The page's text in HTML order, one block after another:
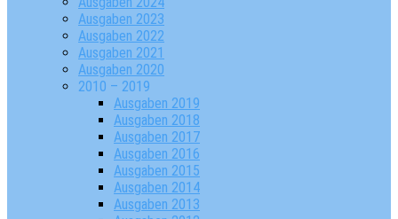
Ausgaben 2023
Ausgaben 2022
Ausgaben 2021
Ausgaben 2020
2010 – 2019
Ausgaben 2019
Ausgaben 2018
Ausgaben 2017
Ausgaben 2016
Ausgaben 2015
Ausgaben 2014
Ausgaben 2013